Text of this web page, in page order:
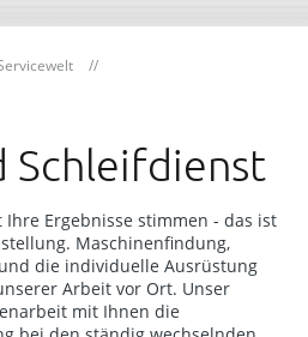
Schleifdienst
Ergebnisse stimmen - das ist
Maschinenfindung,
die individuelle Ausrüstung
Arbeit vor Ort. Unser
mit Ihnen die